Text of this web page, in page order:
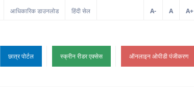
आधिकारिक डाउनलोड हिंदी सेल A- A A+
छात्र पोर्टल स्क्रीन रीडर एक्सेस ऑनलाइन ओपीडी पंजीकरण